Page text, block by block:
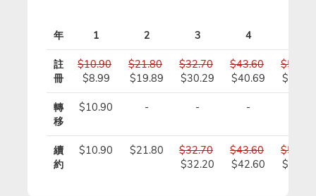
年 1 2 3 4
註
冊
$10.90
$8.99
$21.80
$19.89
$32.70
$30.29
$43.60
$40.69
$54.50
$51.09
轉
移
$10.90 - - -
續
約
$10.90 $21.80
$32.70
$32.20
$43.60
$42.60
$54.50
$53.00